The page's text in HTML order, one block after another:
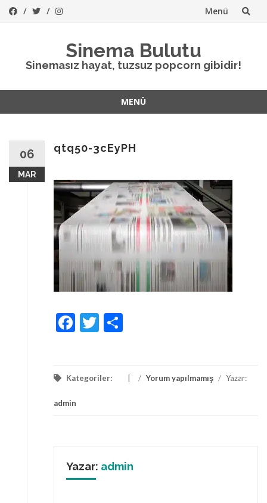
Menü
Sinema Bulutu
Sinemasız hayat, tuzsuz popcorn gibidir!
MENÜ
06
MAR
qtq50-3cEyPH
Facebook
Twitter
Kategoriler: / Yorum yapılmamış / Yazar:
admin
Yazar: admin